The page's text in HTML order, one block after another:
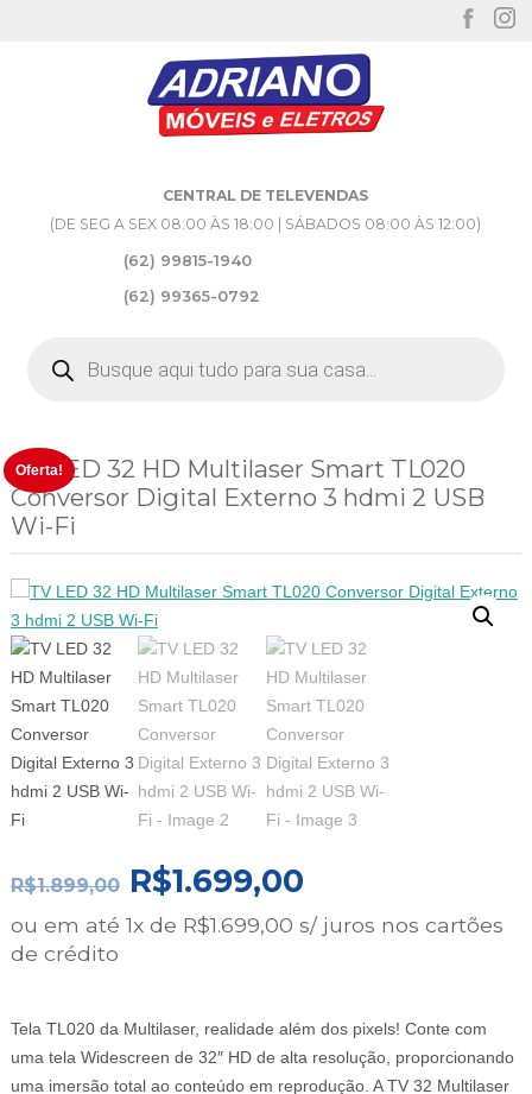
CENTRAL DE TELEVENDAS
(DE SEG A SEX 08:00 ÀS 18:00 | SÁBADOS 08:00 ÀS 12:00)
(62) 99815-1940
(62) 99365-0792
produtos
TV LED 32 HD Multilaser Smart TL020
Conversor Digital Externo 3 hdmi 2 USB
Wi-Fi
Oferta!
R$1.899,00 O
PREÇO
ORIGINAL
R$1.699,00O
PREÇO
ATUAL
ou em até 1x de R$1.699,00 s/ juros nos cartões
de crédito
Tela TL020 da Multilaser, realidade além dos pixels! Conte com
uma tela Widescreen de 32″ HD de alta resolução, proporcionando
uma imersão total ao conteúdo em reprodução. A TV 32 Multilaser